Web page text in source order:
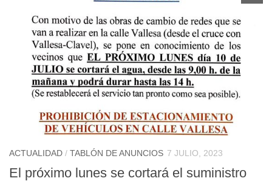
ACTUALIDAD / TABLÓN DE ANUNCIOS 7 JULIO, 2023
El próximo lunes se cortará el suministro